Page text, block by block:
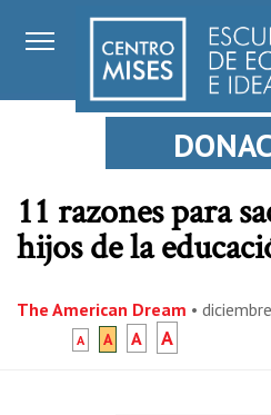
11 razones para
hijos de la
The American Dream •
A A A A